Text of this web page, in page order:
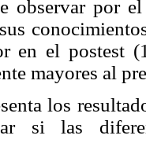
observar por
en el postest
mayores al
los
si las